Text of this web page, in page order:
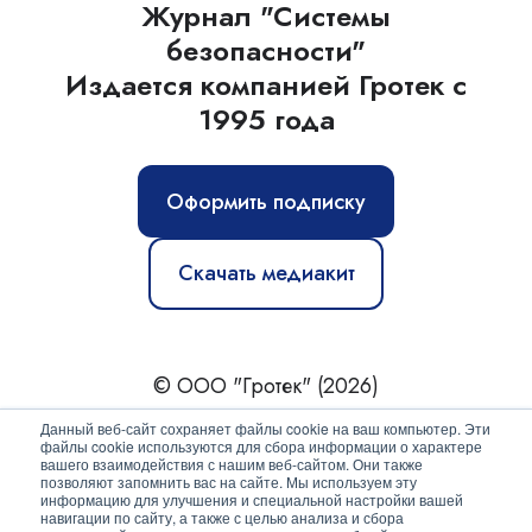
Данный веб-сайт сохраняет файлы cookie на ваш компьютер. Эти
файлы cookie используются для сбора информации о характере
вашего взаимодействия с нашим веб-сайтом. Они также
позволяют запомнить вас на сайте. Мы используем эту
информацию для улучшения и специальной настройки вашей
навигации по сайту, а также с целью анализа и сбора
Журнал "Системы
безопасности"
Издается компанией Гротек с
1995 года
Оформить подписку
Скачать медиакит
© ООО "Гротек" (2026)
Новости|Статьи|Обзоры|Журнал|О нас
Политика конфиденциальности
Согласие на обработку персональных данных